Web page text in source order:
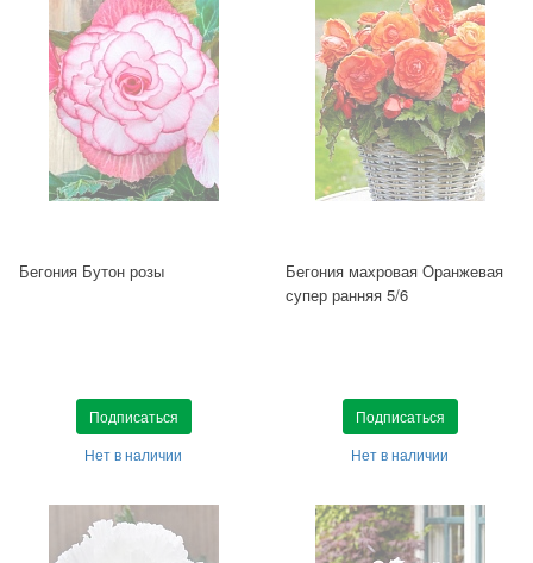
Бегония Бутон розы
Подписаться
Нет в наличии
Бегония махровая Оранжевая
супер ранняя 5/6
Подписаться
Нет в наличии